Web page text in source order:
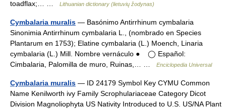
toadflax;… …
Lithuanian dictionary (lietuvių žodynas)
Cymbalaria muralis — Basónimo Antirrhinum cymbalaria
Sinonimia Antirrhinum cymbalaria L., (nombrado en Species
Plantarum en 1753); Elatine cymbalaria (L.) Moench, Linaria
cymbalaria (L.) Mill. Nombre vernáculo ● ◯ Español:
Cimbalaria, Palomilla de muro, Ruinas,… …
Enciclopedia Universal
Cymbalaria muralis — ID 24179 Symbol Key CYMU Common
Name Kenilworth ivy Family Scrophulariaceae Category Dicot
Division Magnoliophyta US Nativity Introduced to U.S. US/NA Plant